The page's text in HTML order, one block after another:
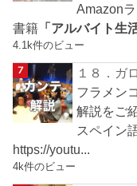
Amazon
書籍 「アルバイト生
4.1k件のビュー
１８．ガ
フラメン
解説をご
スペイン
https://youtu...
4k件のビュー